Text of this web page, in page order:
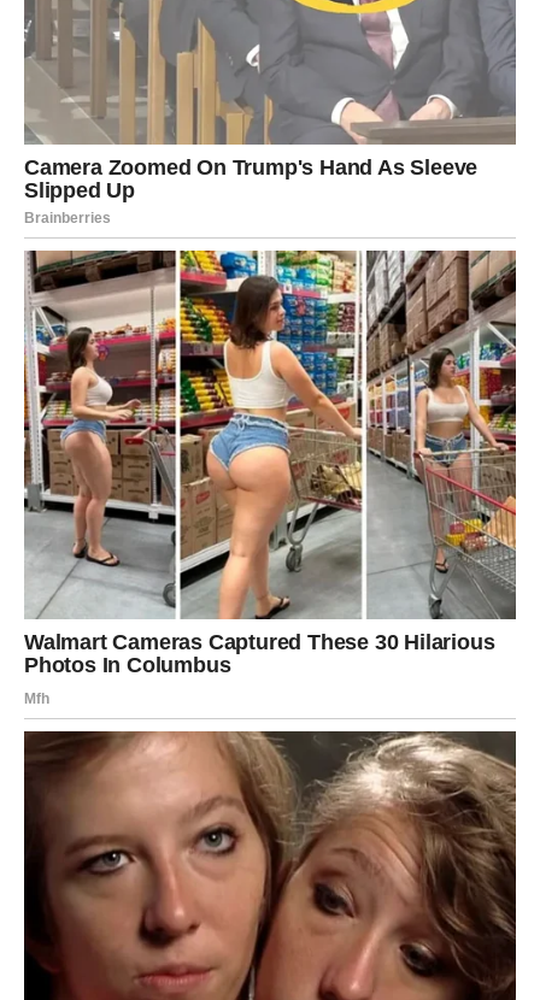
RIBE – ISTINA O EMOCIJAMA
KOJE SU POTISKIVALE
Ribe su majstori potiskivanja sopstvenih emocija. Februar
im donosi trenutak kada više ne mogu da beže od onoga
što osećaju.
Saznaju istinu o sopstvenom srcu. Shvataju koga zaista
vole, koga ne mogu da zaborave i šta zapravo žele.
Moguće je i priznanje od strane osobe do koje im je stalo.
Rečenice koje su čekali dugo sada dolaze u pravom
trenutku.
Ribe u februaru prestaju da se lažu.
OVAN – ISTINA KOJA MENJA
PRAVAC ŽIVOTA
Ovnovi u februaru dobijaju saznanje koje ih tera da
promene planove.